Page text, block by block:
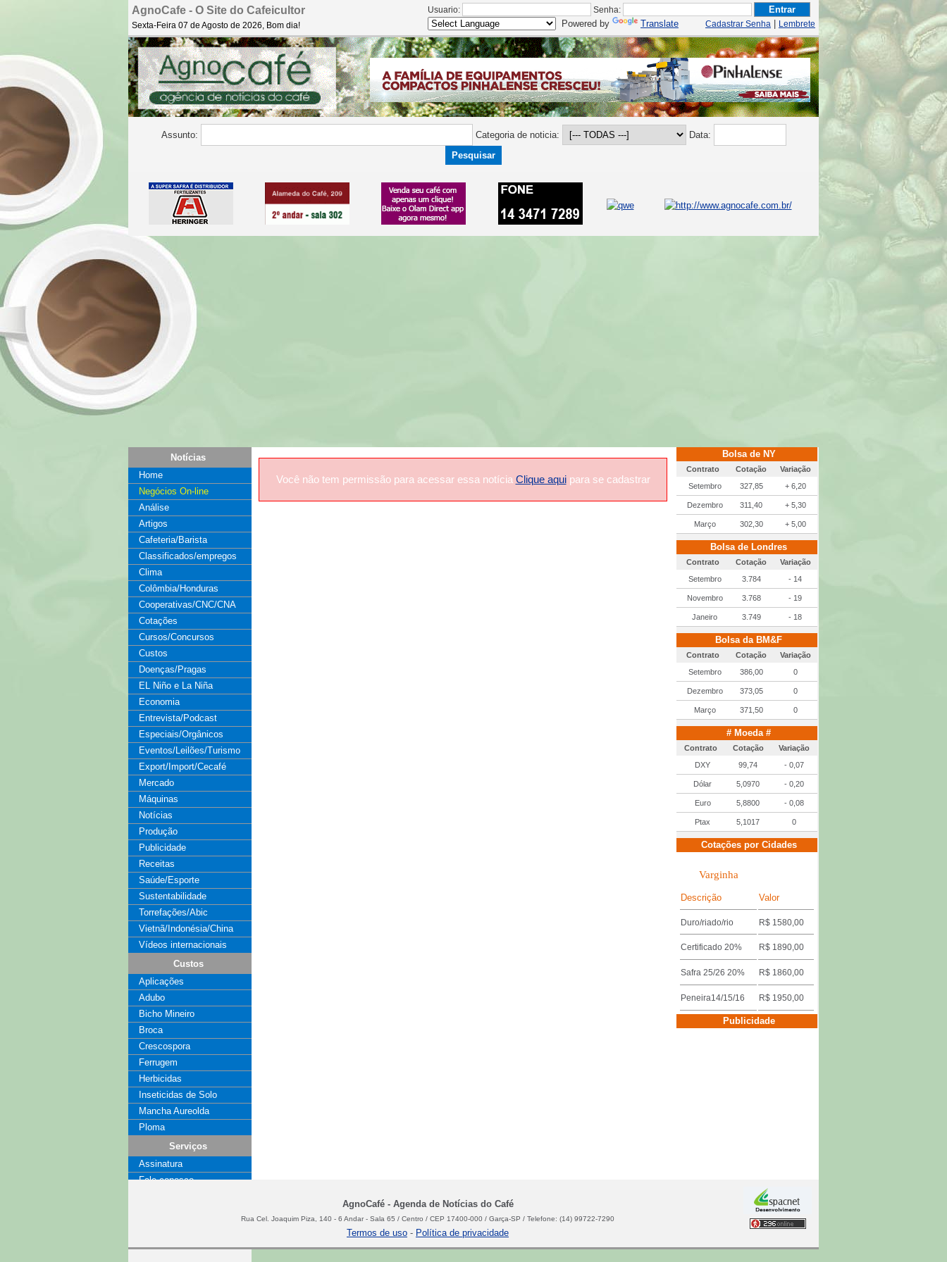
AgnoCafe - O Site do Cafeicultor
Sexta-Feira 07 de Agosto de 2026, Bom dia!
Usuario:
Senha:
Cadastrar Senha
Lembrete
Powered by Translate
Assunto: Categoria de noticia: Data:
Notícias
Home
Negócios On-line
Análise
Artigos
Cafeteria/Barista
Classificados/empregos
Clima
Colômbia/Honduras
Cooperativas/CNC/CNA
Cotações
Cursos/Concursos
Custos
Doenças/Pragas
EL Niño e La Niña
Economia
Entrevista/Podcast
Especiais/Orgânicos
Eventos/Leilões/Turismo
Export/Import/Cecafé
Mercado
Máquinas
Notícias
Produção
Publicidade
Receitas
Saúde/Esporte
Sustentabilidade
Torrefações/Abic
Vietnã/Indonésia/China
Vídeos internacionais
Custos
Aplicações
Adubo
Bicho Mineiro
Broca
Crescospora
Ferrugem
Herbicidas
Inseticidas de Solo
Mancha Aureolda
Ploma
Serviços
Assinatura
Fale conosco
Você não tem permissão para acessar essa notícia Clique aquipara se cadastrar
Bolsa de NY
Contrato Cotação
Variação
Setembro
327,85 + 6,20
Dezembro 311,40 + 5,30
Março 302,30 + 5,00
Bolsa de Londres
Contrato Cotação
Variação
Setembro
3.784 - 14
Novembro 3.768 - 19
Janeiro 3.749 - 18
Bolsa da BM&F
Contrato Cotação
Variação
Setembro
386,00 0
Dezembro 373,05 0
Março 371,50 0
# Moeda #
Contrato Cotação
Variação
DXY
99,74 - 0,07
Dólar 5,0970 - 0,20
Euro 5,8800 - 0,08
Ptax 5,1017 0
Cotações por Cidades
Varginha
Descrição Valor
Duro/riado/rio R$ 1580,00
Certificado 20% R$ 1890,00
Safra 25/26 20% R$ 1860,00
Peneira14/15/16 R$ 1950,00
Cotações por Cidades
Cotações por Cidades
Descrição Valor
Publicidade
Publicidade
AgnoCafé - Agenda de Notícias do Café
Rua Cel. Joaquim Piza, 140 - 6 Andar - Sala 65 / Centro / CEP 17400-000 / Garça-SP / Telefone: (14) 99722-7290
Termos de uso - Política de privacidade